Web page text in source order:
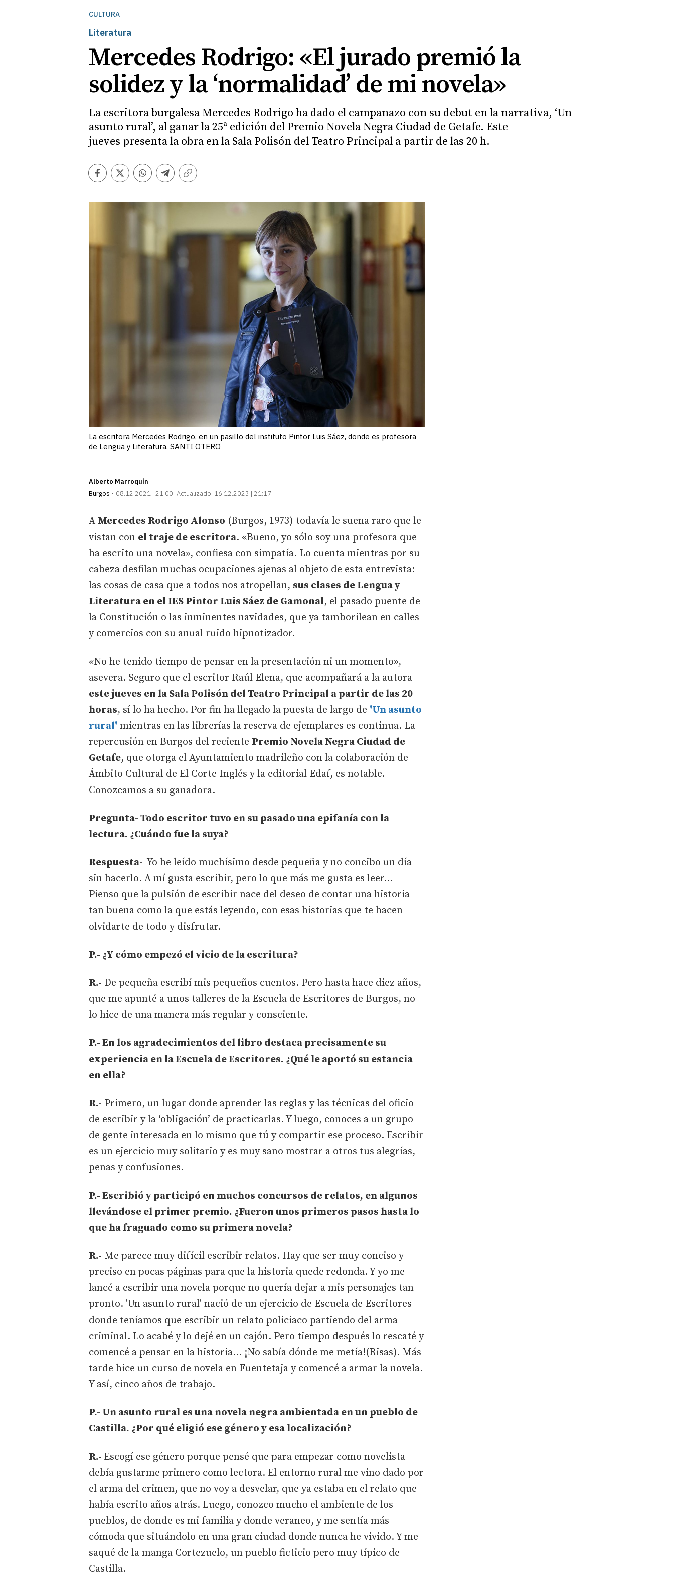
CULTURA
Literatura
Mercedes Rodrigo: «El jurado premió la
solidez y la ‘normalidad’ de mi novela»
La escritora burgalesa Mercedes Rodrigo ha dado el campanazo con su debut en la narrativa, ‘Un
asunto rural’, al ganar la 25ª edición del Premio Novela Negra Ciudad de Getafe. Este
jueves presenta la obra en la Sala Polisón del Teatro Principal a partir de las 20 h.
Facebook
TwitterWhatsapp
Telegram
Copiar
La escritora Mercedes Rodrigo, en un pasillo del instituto Pintor Luis Sáez, donde es profesora
de Lengua y Literatura. SANTI OTERO
Alberto Marroquín
Burgos
08.12.2021 | 21:00 Actualizado: 16.12.2023 | 21:17
A Mercedes Rodrigo Alonso (Burgos, 1973) todavía le suena raro que le
vistan con el traje de escritora. «Bueno, yo sólo soy una profesora que
ha escrito una novela», confiesa con simpatía. Lo cuenta mientras por su
cabeza desfilan muchas ocupaciones ajenas al objeto de esta entrevista:
las cosas de casa que a todos nos atropellan, sus clases de Lengua y
Literatura en el IES Pintor Luis Sáez de Gamonal, el pasado puente de
la Constitución o las inminentes navidades, que ya tamborilean en calles
y comercios con su anual ruido hipnotizador.
«No he tenido tiempo de pensar en la presentación ni un momento»,
asevera. Seguro que el escritor Raúl Elena, que acompañará a la autora
este jueves en la Sala Polisón del Teatro Principal a partir de las 20
horas, sí lo ha hecho. Por fin ha llegado la puesta de largo de 'Un asunto
rural' mientras en las librerías la reserva de ejemplares es continua. La
repercusión en Burgos del reciente Premio Novela Negra Ciudad de
Getafe, que otorga el Ayuntamiento madrileño con la colaboración de
Ámbito Cultural de El Corte Inglés y la editorial Edaf, es notable.
Conozcamos a su ganadora.
Pregunta- Todo escritor tuvo en su pasado una epifanía con la
lectura. ¿Cuándo fue la suya?
Respuesta- Yo he leído muchísimo desde pequeña y no concibo un día
sin hacerlo. A mí gusta escribir, pero lo que más me gusta es leer...
Pienso que la pulsión de escribir nace del deseo de contar una historia
tan buena como la que estás leyendo, con esas historias que te hacen
olvidarte de todo y disfrutar.
P.- ¿Y cómo empezó el vicio de la escritura?
R.- De pequeña escribí mis pequeños cuentos. Pero hasta hace diez años,
que me apunté a unos talleres de la Escuela de Escritores de Burgos, no
lo hice de una manera más regular y consciente.
P.- En los agradecimientos del libro destaca precisamente su
experiencia en la Escuela de Escritores. ¿Qué le aportó su estancia
en ella?
R.- Primero, un lugar donde aprender las reglas y las técnicas del oficio
de escribir y la ‘obligación’ de practicarlas. Y luego, conoces a un grupo
de gente interesada en lo mismo que tú y compartir ese proceso. Escribir
es un ejercicio muy solitario y es muy sano mostrar a otros tus alegrías,
penas y confusiones.
P.- Escribió y participó en muchos concursos de relatos, en algunos
llevándose el primer premio. ¿Fueron unos primeros pasos hasta lo
que ha fraguado como su primera novela?
R.- Me parece muy difícil escribir relatos. Hay que ser muy conciso y
preciso en pocas páginas para que la historia quede redonda. Y yo me
lancé a escribir una novela porque no quería dejar a mis personajes tan
pronto. 'Un asunto rural' nació de un ejercicio de Escuela de Escritores
donde teníamos que escribir un relato policiaco partiendo del arma
criminal. Lo acabé y lo dejé en un cajón. Pero tiempo después lo rescaté y
comencé a pensar en la historia... ¡No sabía dónde me metía!(Risas). Más
tarde hice un curso de novela en Fuentetaja y comencé a armar la novela.
Y así, cinco años de trabajo.
P.- Un asunto rural es una novela negra ambientada en un pueblo de
Castilla. ¿Por qué eligió ese género y esa localización?
R.- Escogí ese género porque pensé que para empezar como novelista
debía gustarme primero como lectora. El entorno rural me vino dado por
el arma del crimen, que no voy a desvelar, que ya estaba en el relato que
había escrito años atrás. Luego, conozco mucho el ambiente de los
pueblos, de donde es mi familia y donde veraneo, y me sentía más
cómoda que situándolo en una gran ciudad donde nunca he vivido. Y me
saqué de la manga Cortezuelo, un pueblo ficticio pero muy típico de
Castilla.